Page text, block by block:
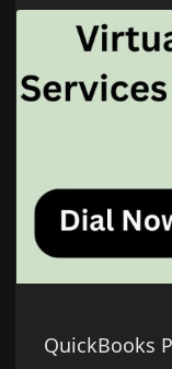
QuickBooks